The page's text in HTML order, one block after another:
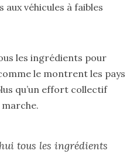
aux véhicules à faibles
les ingrédients pour
le montrent les pays
qu’un effort collectif
tous les ingrédients